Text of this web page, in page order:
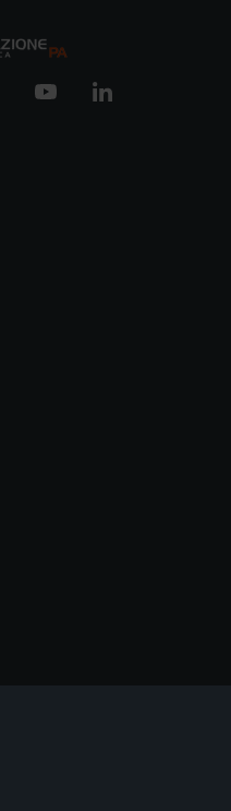
Instagram YouTube